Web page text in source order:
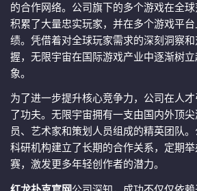
的合作网络。公司旗下的多个游戏在全
积累了大量忠实玩家，并在多个游戏平
绩。凭借着对全球玩家需求的深刻洞察
握，无限宇宙在国际游戏产业中逐渐树
象。
为了进一步提升核心竞争力，公司在人
了功夫。无限宇宙拥有一支由国内外顶
员、艺术家和策划人员组成的精英团队
科研机构建立了长期的合作关系，定期
赛，激发更多年轻创作者的潜力。